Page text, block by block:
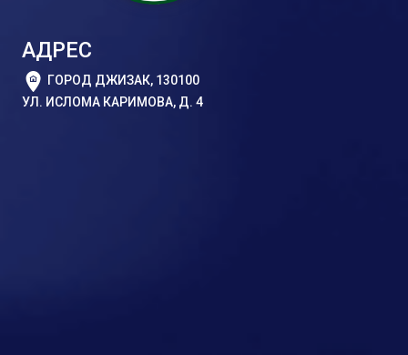
АДРЕС
ГОРОД ДЖИЗАК, 130100
УЛ. ИСЛОМА КАРИМОВА, Д. 4